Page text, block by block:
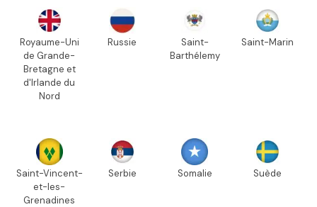
Royaume-Uni
de Grande-
Bretagne et
d'Irlande du
Nord
Russie
Saint-
Barthélemy
Saint-Marin
Saint-Vincent-
et-les-
Grenadines
Serbie Somalie Suède